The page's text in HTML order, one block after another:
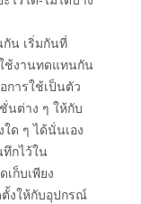
น เริ่มกันที่
ช้งานทดแทนกัน
การใช้เป็นตัว
นต่าง ๆ ให้กับ
ด ๆ ได้นั่นเอง
กไว้ใน
ก็บเพียง
ตั้งให้กับอุปกรณ์